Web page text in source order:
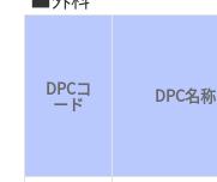
DPCコ
ード DPC名称